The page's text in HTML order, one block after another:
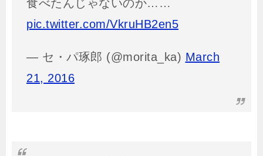
食べたんじゃないのか……
pic.twitter.com/VkruHB2en5
— セ・パ琢郎 (@morita_ka) March
21, 2016